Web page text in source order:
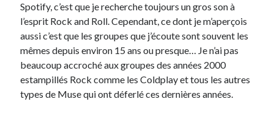
Commentaires récents
Entretien ménager
T’as vu quoi ? #52
C’était pas mieux avant… à Lyon
dans
Comment j’ai opéré ma vélorution toute personnelle
dans
Comment j’ai opéré ma vélorution toute personnelle
Renaud Ducher
Comment j’ai opéré ma vélorution toute
personnelle
Spotify, c’est que je recherche toujours un gros son à
l’esprit Rock and Roll. Cependant, ce dont je m’aperçois
aussi c’est que les groupes que j’écoute sont souvent les
mêmes depuis environ 15 ans ou presque… Je n’ai pas
beaucoup accroché aux groupes des années 2000
estampillés Rock comme les Coldplay et tous les autres
types de Muse qui ont déferlé ces dernières années.